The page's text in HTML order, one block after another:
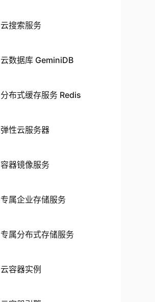
云搜索服务
云数据库 GeminiDB
分布式缓存服务 Redis
弹性云服务器
容器镜像服务
专属企业存储服务
专属分布式存储服务
云容器实例